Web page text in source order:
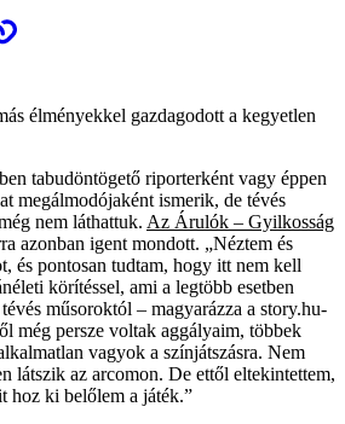
élményekkel gazdagodott a kegyetlen
tabudöntögető riporterként vagy éppen
megálmodójaként ismerik, de tévés
nem láthattuk. Az Árulók – Gyilkosság
azonban igent mondott. „Néztem és
és pontosan tudtam, hogy itt nem kell
körítéssel, ami a legtöbb esetben
műsoroktól – magyarázza a story.hu-
még persze voltak aggályaim, többek
vagyok a színjátszásra. Nem
látszik az arcomon. De ettől eltekintettem,
hoz ki belőlem a játék.”